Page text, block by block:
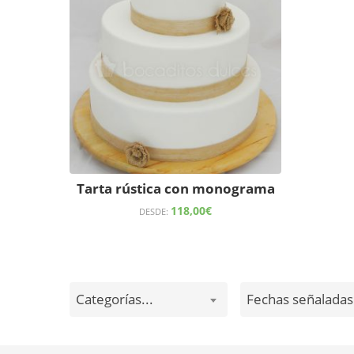
Tarta rústica con monograma
DESDE: 118,00€
Categorías... Fechas